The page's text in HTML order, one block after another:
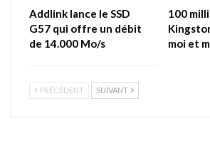
Addlink lance le SSD
G57 qui offre un débit
de 14.000 Mo/s
100
moi et
PRÉCÉDENT SUIVANT